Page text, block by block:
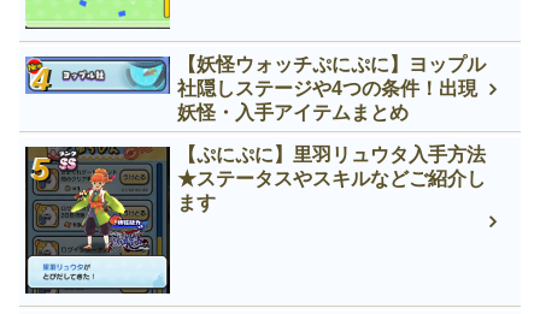
【妖怪ウォッチぷにぷに】ヨップル
社隠しステージや4つの条件！出現
妖怪・入手アイテムまとめ
【ぷにぷに】里羽リュウタ入手方法
★ステータスやスキルなどご紹介し
ます